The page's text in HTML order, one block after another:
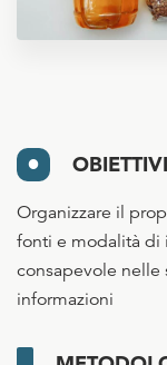
Organizzare il
fonti e modalità di
consapevole nelle
informazioni